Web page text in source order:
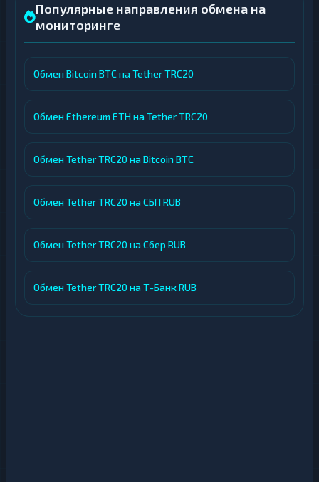
Популярные направления обмена на
мониторинге
Обмен Bitcoin BTC на Tether TRC20
Обмен Ethereum ETH на Tether TRC20
Обмен Tether TRC20 на Bitcoin BTC
Обмен Tether TRC20 на СБП RUB
Обмен Tether TRC20 на Сбер RUB
Обмен Tether TRC20 на Т-Банк RUB